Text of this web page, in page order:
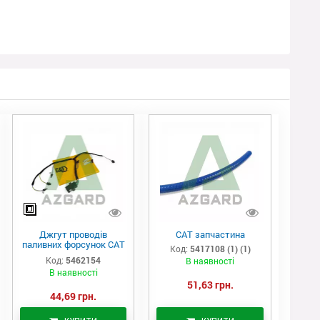
Джгут проводів
паливних форсунок CAT
C7/C9 (546-2154)
Код: 5462154
В наявності
44,69 грн.
САТ запчастина
Код: 5417108 (1) (1)
В наявності
51,63 грн.